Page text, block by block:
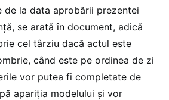
de la data aprobării prezentei
se arată în document, adică
cel târziu dacă actul este
când este pe ordinea de zi
vor putea fi completate de
apariția modelului și vor